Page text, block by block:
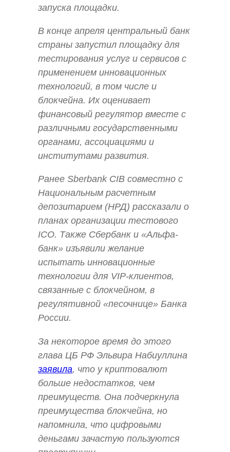
запуска площадки.
В конце апреля центральный банк
страны запустил площадку для
тестирования услуг и сервисов с
применением инновационных
технологий, в том числе и
блокчейна. Их оценивает
финансовый регулятор вместе с
различными государственными
органами, ассоциациями и
институтами развития.
Ранее Sberbank CIB совместно с
Национальным расчетным
депозитарием (НРД) рассказали о
планах организации тестового
ICO. Также Сбербанк и «Альфа-
банк» изъявили желание
испытать инновационные
технологии для VIP-клиентов,
связанные с блокчейном, в
регулятивной «песочнице» Банка
России.
За некоторое время до этого
глава ЦБ РФ Эльвира Набиуллина
заявила, что у криптовалют
больше недостатков, чем
преимуществ. Она подчеркнула
преимущества блокчейна, но
напомнила, что цифровыми
деньгами зачастую пользуются